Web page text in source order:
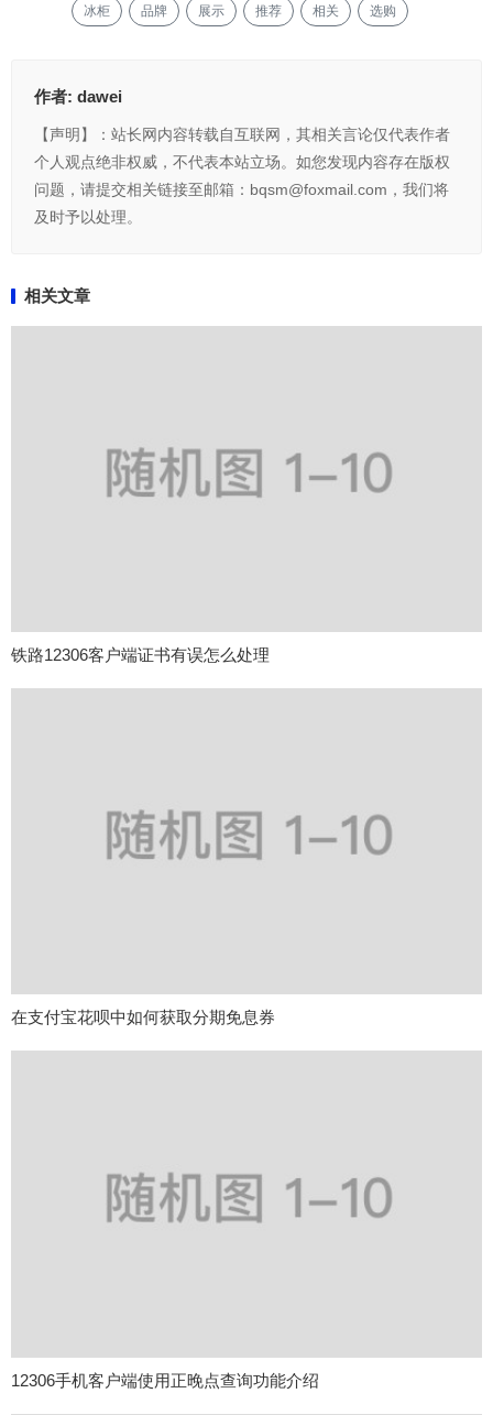
冰柜 品牌 展示 推荐 相关 选购
作者: dawei
【声明】：站长网内容转载自互联网，其相关言论仅代表作者
个人观点绝非权威，不代表本站立场。如您发现内容存在版权
问题，请提交相关链接至邮箱：bqsm@foxmail.com，我们将
及时予以处理。
相关文章
铁路12306客户端证书有误怎么处理
在支付宝花呗中如何获取分期免息券
12306手机客户端使用正晚点查询功能介绍